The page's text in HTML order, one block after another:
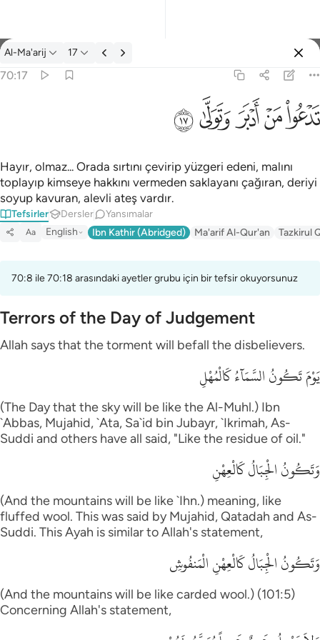
Tefsir: Al-Ma'arij 70:17
Al-Ma'arij 17
70:17
ﱢﱣﱤﱥﱦ
Hayır, olmaz... Orada sırtını çevirip yüzgeri edeni, malını
toplayıp kimseye hakkını vermeden saklayanı çağıran, deriyi
soyup kavuran, alevli ateş vardır.
Tefsirler Dersler Yansımalar
Aa English Ibn Kathir (Abridged) Ma'arif Al-Qur'an Tazkirul
70:8 ile 70:18 arasındaki ayetler grubu için bir tefsir okuyorsunuz
Terrors of the Day of Judgement
Allah says that the torment will befall the disbelievers.
يَوْمَ تَكُونُ السَّمَآءُ كَالْمُهْلِ
(The Day that the sky will be like the Al-Muhl.) Ibn
`Abbas, Mujahid, `Ata, Sa`id bin Jubayr, `Ikrimah, As-
Suddi and others have all said, "Like the residue of oil."
وَتَكُونُ الْجِبَالُ كَالْعِهْنِ
(And the mountains will be like `Ihn.) meaning, like
fluffed wool. This was said by Mujahid, Qatadah and As-
Suddi. This Ayah is similar to Allah's statement,
وَتَكُونُ الْجِبَالُ كَالْعِهْنِ الْمَنفُوشِ
(And the mountains will be like carded wool.) (101:5)
Concerning Allah's statement,